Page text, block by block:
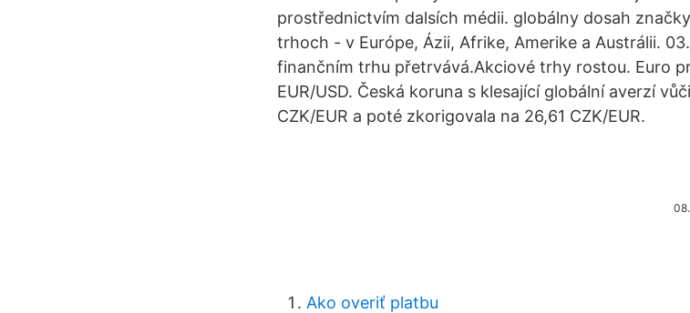
prostřednictvím dalsích médii. globálny dosah
trhoch - v Európe, Ázii, Afrike, Amerike a Austrálii.
finančním trhu přetrvává.Akciové trhy rostou. Euro
EUR/USD. Česká koruna s klesající globální averzí
CZK/EUR a poté zkorigovala na 26,61 CZK/EUR.
Ako overiť platbu